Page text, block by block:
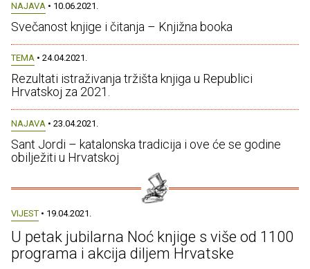
NAJAVA • 10.06.2021.
Svečanost knjige i čitanja – Knjižna booka
TEMA • 24.04.2021.
Rezultati istraživanja tržišta knjiga u Republici
Hrvatskoj za 2021.
NAJAVA • 23.04.2021.
Sant Jordi – katalonska tradicija i ove će se godine
obilježiti u Hrvatskoj
VIJEST • 19.04.2021.
U petak jubilarna Noć knjige s više od 1100
programa i akcija diljem Hrvatske